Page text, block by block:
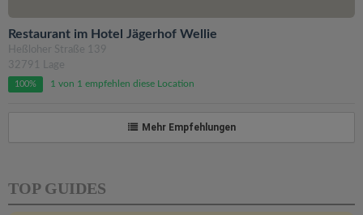
Restaurant im Hotel Jägerhof Wellie
Heßloher Straße 139
32791 Lage
100% 1 von 1 empfehlen diese Location
Mehr Empfehlungen
TOP GUIDES